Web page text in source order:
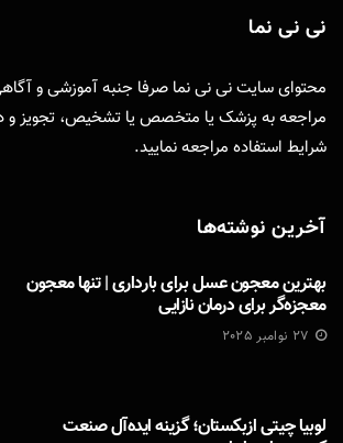
نی نی نما
محتوای سایت نی نی نما صرفا جنبه آموزشی و
مراجعه به پزشک یا متخصص یا تشخیص، تجویز و
شرایط استفاده مراجعه نمایید.
آخرین نوشته‌ها
بهترین معجون عسل برای بارداری | تنها معجون
معجزه‌گر برای درمان نازایی
27 نوامبر 2025
لوبیا چیتی ازبکستان؛ گزینه ایده‌آل صنعت